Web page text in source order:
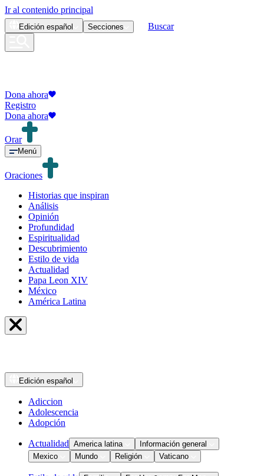
Ir al contenido principal
Edición español Secciones Buscar
Dona ahora
Registro
Dona ahora
Orar
Menú
Oraciones
Historias que inspiran
Análisis
Opinión
Profundidad
Espiritualidad
Descubrimiento
Estilo de vida
Actualidad
Papa Leon XIV
México
América Latina
Edición español
Adiccion
Adolescencia
Adopción
Actualidad America latina
Información general
Mexico
Mundo Religión Vaticano